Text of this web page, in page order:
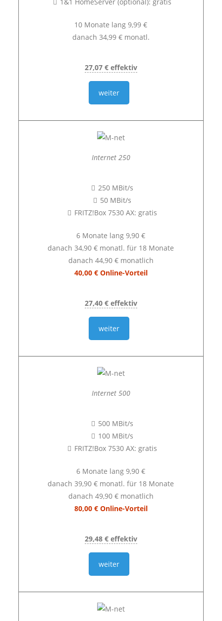
10 Monate lang 9,99 €
danach 34,99 € monatl.
27,07 € effektiv
weiter
Internet 250
250 MBit/s
50 MBit/s
FRITZ!Box 7530 AX: gratis
6 Monate lang 9,90 €
danach 34,90 € monatl. für 18 Monate
danach 44,90 € monatlich
40,00 € Online-Vorteil
27,40 € effektiv
weiter
Internet 500
500 MBit/s
100 MBit/s
FRITZ!Box 7530 AX: gratis
6 Monate lang 9,90 €
danach 39,90 € monatl. für 18 Monate
danach 49,90 € monatlich
80,00 € Online-Vorteil
29,48 € effektiv
weiter